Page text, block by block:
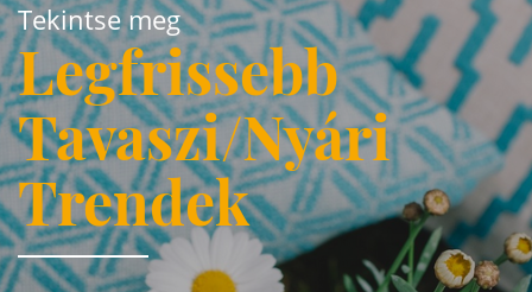
Tekintse meg
Legfrissebb
Tavaszi/Nyári
Trendek